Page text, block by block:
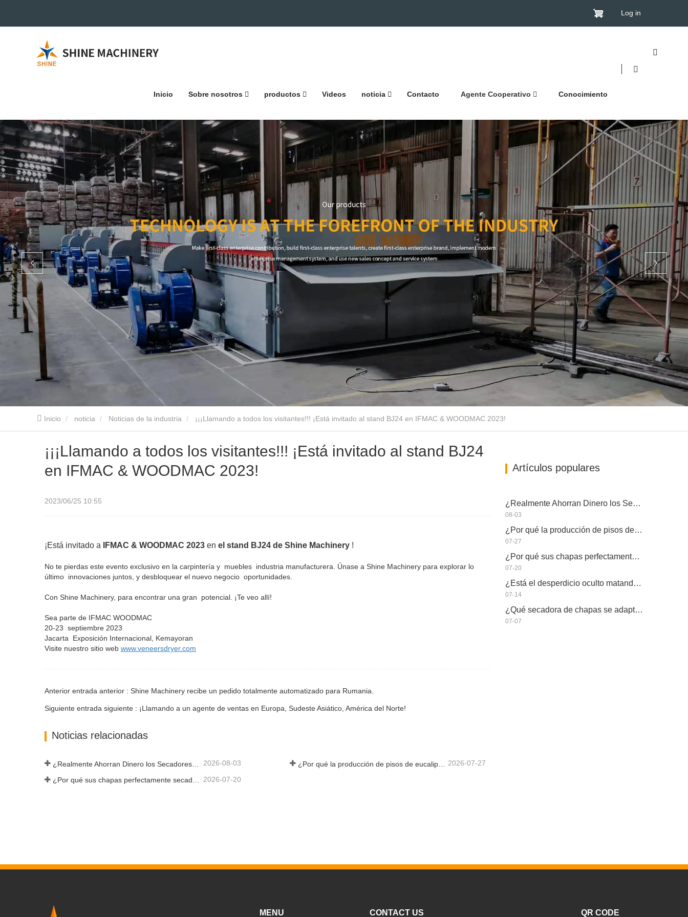
Log in
Inicio Sobre nosotros productos Videos noticia Contacto Agente Cooperativo Conocimiento
Inicio noticia Noticias de la industria ¡¡¡Llamando a todos los visitantes!!! ¡Está invitado al stand BJ24 en IFMAC & WOODMAC 2023!
¡¡¡Llamando a todos los visitantes!!! ¡Está invitado al stand BJ24
en IFMAC & WOODMAC 2023!
2023/06/25 10:55
¡Está invitado a IFMAC & WOODMAC 2023 en el stand BJ24 de Shine Machinery !
No te pierdas este evento exclusivo en la carpintería y muebles industria manufacturera. Únase a Shine Machinery para explorar lo
último innovaciones juntos, y desbloquear el nuevo negocio oportunidades.
Con Shine Machinery, para encontrar una gran potencial. ¡Te veo allí!
Sea parte de IFMAC WOODMAC
20-23 septiembre 2023
Jacarta Exposición Internacional, Kemayoran
Visite nuestro sitio web www.veneersdryer.com
Anterior entrada anterior : Shine Machinery recibe un pedido totalmente automatizado para Rumania.
Siguiente entrada siguiente : ¡Llamando a un agente de ventas en Europa, Sudeste Asiático, América del Norte!
Noticias relacionadas
2026-08-03 ¿Por qué la producción de pisos de eucalipto necesita un secador de chapas? 2026-07-27
2026-07-20
Artículos populares
¿Realmente Ahorran Dinero los Secadores de Chapa Más Grandes?
08-03
¿Por qué la producción de pisos de eucalipto necesita un secador de chapas?
07-27
¿Por qué sus chapas perfectamente secadas se rehumedecen?
07-20
¿Está el desperdicio oculto matando la capacidad real de su secador de chapas?
07-14
¿Qué secadora de chapas se adapta a su fábrica?
07-07
MENU CONTACT US QR CODE